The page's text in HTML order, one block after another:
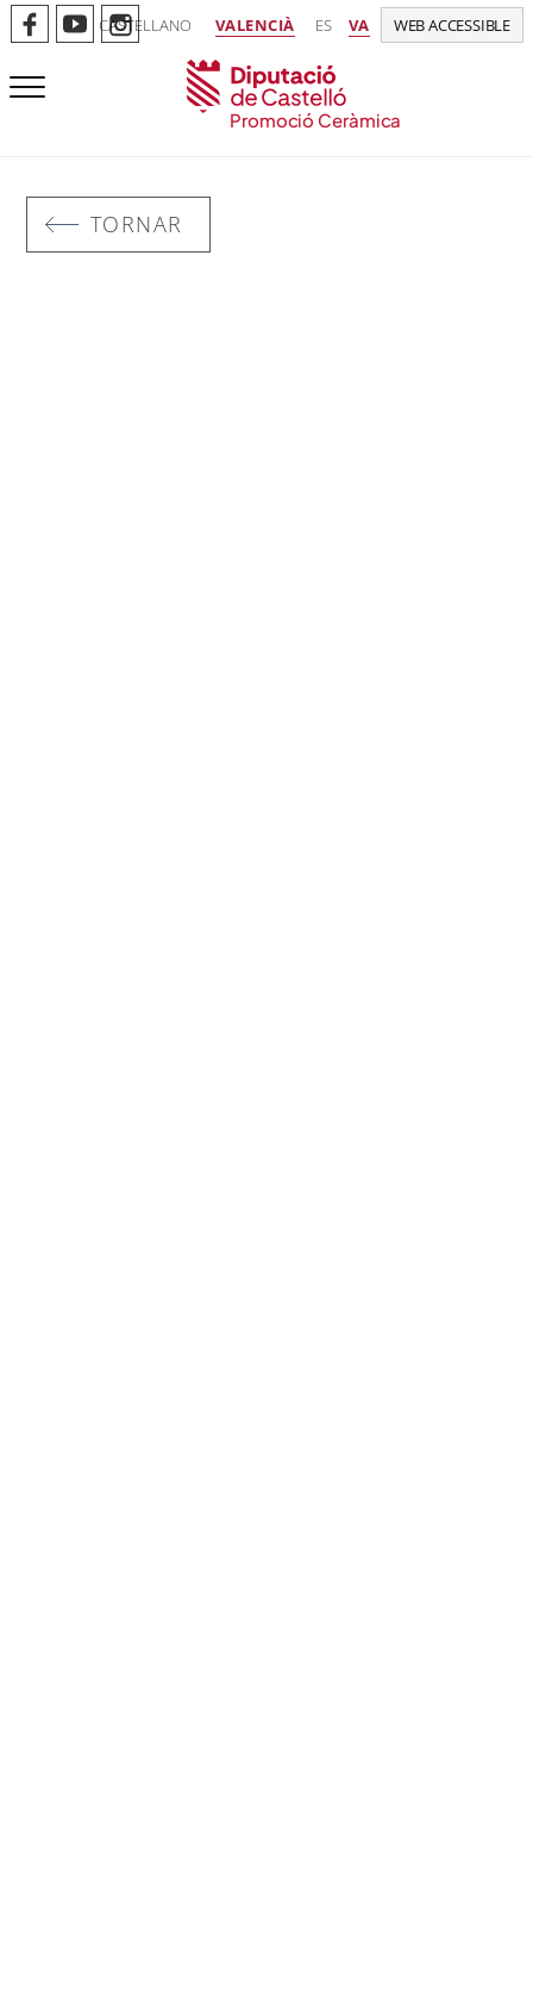
CASTELLANO VALENCIÀ ES VA WEB ACCESSIBLE
Promoció Ceràmica
TORNAR